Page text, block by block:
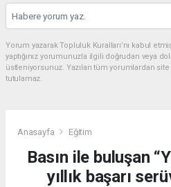
Yorum yazarak Topluluk Kuralları’nı kabul
yaptığınız yorumunuzla ilgili doğrudan veya
üstleniyorsunuz. Yazılan tüm yorumlardan
tutulamaz.
Anasayfa Eğitim
Basın ile buluşan
yıllık başarı